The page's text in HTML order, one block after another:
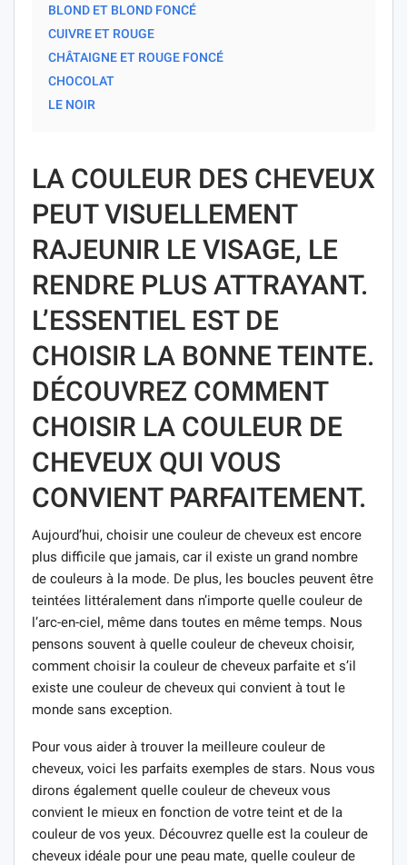
BLOND ET BLOND FONCÉ
CUIVRE ET ROUGE
CHÂTAIGNE ET ROUGE FONCÉ
CHOCOLAT
LE NOIR
LA COULEUR DES CHEVEUX
PEUT VISUELLEMENT
RAJEUNIR LE VISAGE, LE
RENDRE PLUS ATTRAYANT.
L’ESSENTIEL EST DE
CHOISIR LA BONNE TEINTE.
DÉCOUVREZ COMMENT
CHOISIR LA COULEUR DE
CHEVEUX QUI VOUS
CONVIENT PARFAITEMENT.
Aujourd’hui, choisir une couleur de cheveux est encore
plus difficile que jamais, car il existe un grand nombre
de couleurs à la mode. De plus, les boucles peuvent être
teintées littéralement dans n’importe quelle couleur de
l’arc-en-ciel, même dans toutes en même temps. Nous
pensons souvent à quelle couleur de cheveux choisir,
comment choisir la couleur de cheveux parfaite et s’il
existe une couleur de cheveux qui convient à tout le
monde sans exception.
Pour vous aider à trouver la meilleure couleur de
cheveux, voici les parfaits exemples de stars. Nous vous
dirons également quelle couleur de cheveux vous
convient le mieux en fonction de votre teint et de la
couleur de vos yeux. Découvrez quelle est la couleur de
cheveux idéale pour une peau mate, quelle couleur de